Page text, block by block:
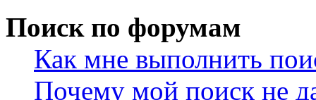
Поиск по форумам
Как мне выполнить
Почему мой поиск не